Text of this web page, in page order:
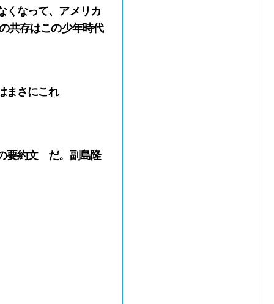
くなって、アメリカ
共存はこの少年時代
まさにこれ
要約文 だ。副島隆